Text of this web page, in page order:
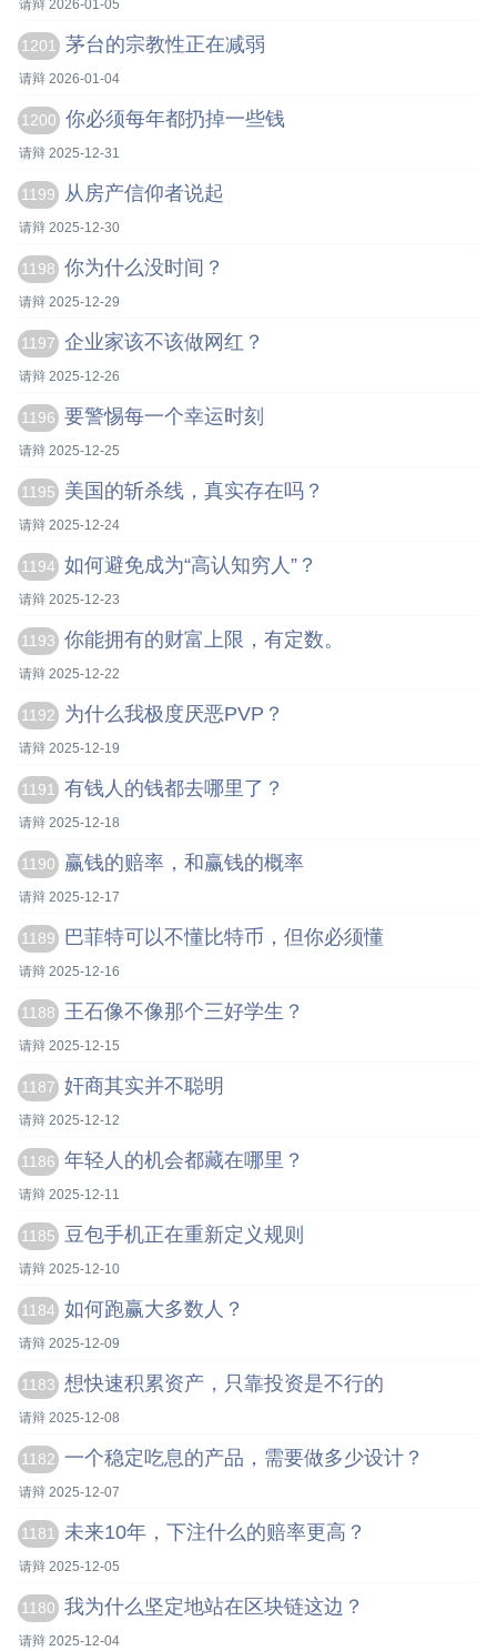
请辩 2026-01-05
1201 茅台的宗教性正在减弱
请辩 2026-01-04
1200 你必须每年都扔掉一些钱
请辩 2025-12-31
1199 从房产信仰者说起
请辩 2025-12-30
1198 你为什么没时间？
请辩 2025-12-29
1197 企业家该不该做网红？
请辩 2025-12-26
1196 要警惕每一个幸运时刻
请辩 2025-12-25
1195 美国的斩杀线，真实存在吗？
请辩 2025-12-24
1194 如何避免成为“高认知穷人”？
请辩 2025-12-23
1193 你能拥有的财富上限，有定数。
请辩 2025-12-22
1192 为什么我极度厌恶PVP？
请辩 2025-12-19
1191 有钱人的钱都去哪里了？
请辩 2025-12-18
1190 赢钱的赔率，和赢钱的概率
请辩 2025-12-17
1189 巴菲特可以不懂比特币，但你必须懂
请辩 2025-12-16
1188 王石像不像那个三好学生？
请辩 2025-12-15
1187 奸商其实并不聪明
请辩 2025-12-12
1186 年轻人的机会都藏在哪里？
请辩 2025-12-11
1185 豆包手机正在重新定义规则
请辩 2025-12-10
1184 如何跑赢大多数人？
请辩 2025-12-09
1183 想快速积累资产，只靠投资是不行的
请辩 2025-12-08
1182 一个稳定吃息的产品，需要做多少设计？
请辩 2025-12-07
1181 未来10年，下注什么的赔率更高？
请辩 2025-12-05
1180 我为什么坚定地站在区块链这边？
请辩 2025-12-04